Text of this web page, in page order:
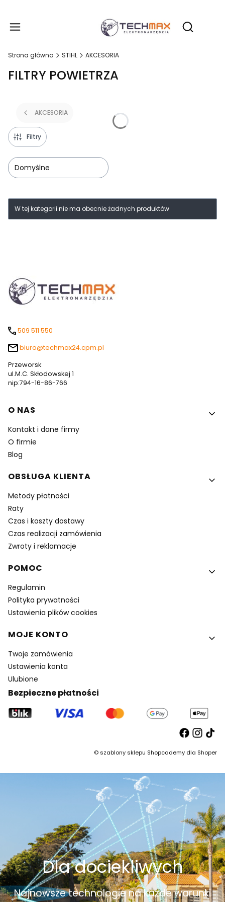
Otwórz
Strona główna STIHL AKCESORIA
FILTRY POWIETRZA
AKCESORIA
Filtry
Domyślne
Lista produktów
W tej kategorii nie ma obecnie żadnych produktów
509 511 550
biuro@techmax24.cpm.pl
Przeworsk
ul.M.C. Skłodowskej 1
nip:794-16-86-766
Linki w stopce
O NAS
Kontakt i dane firmy
O firmie
Blog
OBSŁUGA KLIENTA
Metody płatności
Raty
Czas i koszty dostawy
Czas realizacji zamówienia
Zwroty i reklamacje
POMOC
Regulamin
Polityka prywatności
Ustawienia plików cookies
MOJE KONTO
Twoje zamówienia
Ustawienia konta
Ulubione
Bezpieczne płatności
©szablony sklepu Shopcademy dla Shoper
Dla dociekliwych
Najnowsze technologie na każde warunki